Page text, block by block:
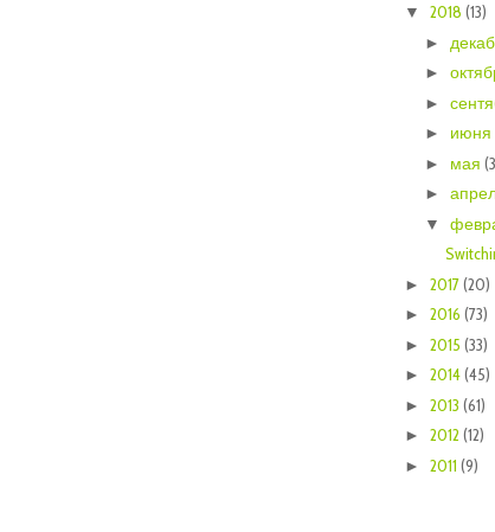
▼ 2018 (13)
►
►
►
► июня
► мая
►
▼
► 2017(20)
► 2016 (73)
► 2015 (33)
► 2014(45)
► 2013 (61)
► 2012 (12)
► 2011 (9)